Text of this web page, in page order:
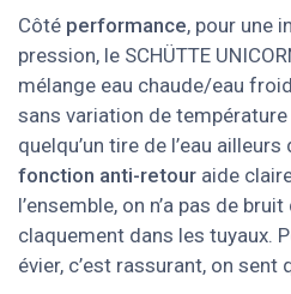
Côté performance, pour une
pression, le SCHÜTTE
mélange eau chaude/eau
sans variation de
quelqu’un tire de l’eau
fonction anti-retour aide
l’ensemble, on n’a pas de
claquement dans les tuyaux.
évier, c’est rassurant, on